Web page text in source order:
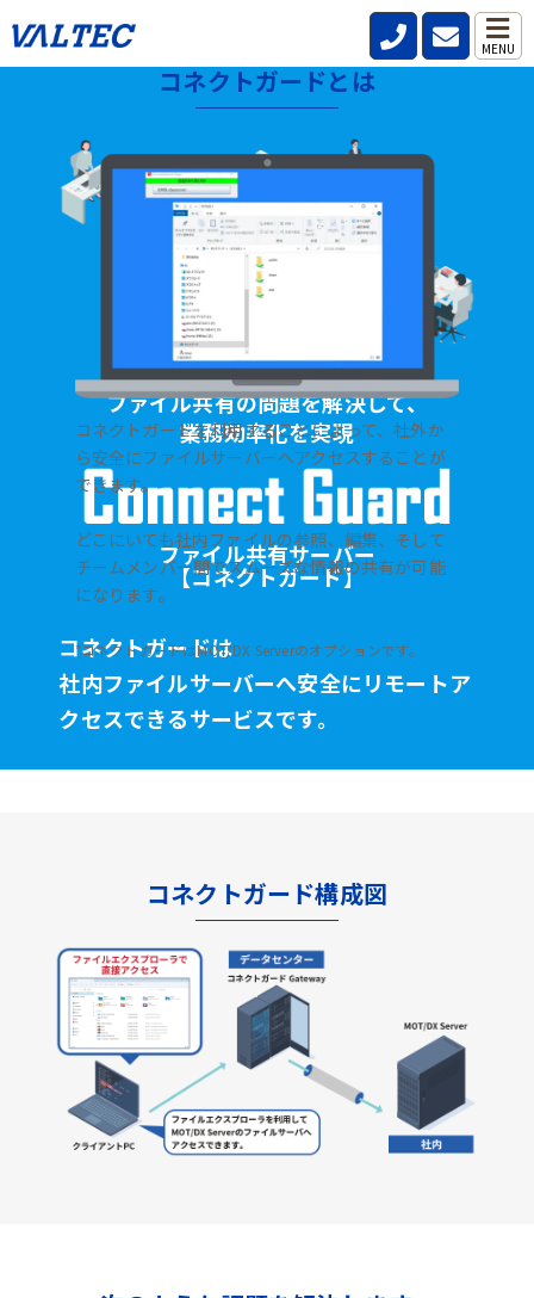
MENU
製品・サービス>ファイル共有サーバー【コネクトガード】
ファイル共有の問題を解決して、
業務効率化を実現
ファイル共有サーバー
【コネクトガード】
コネクトガードは
社内ファイルサーバーへ安全にリモートア
クセスできるサービスです。
コネクトガードとは
コネクトガードを利用することによって、社外か
ら安全にファイルサーバーへアクセスすることが
できます。
どこにいても社内ファイルの参照、編集、そして
チームメンバー間でスムーズな情報の共有が可能
になります。
*コネクトガードはMOT/DX Serverのオプションです。
コネクトガード構成図